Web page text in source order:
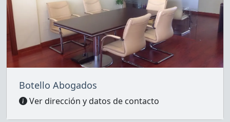
Botello Abogados
Ver dirección y datos de contacto